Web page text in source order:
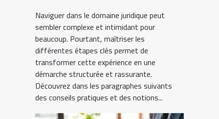
Naviguer dans le domaine juridique peut
sembler complexe et intimidant pour
beaucoup. Pourtant, maîtriser les
différentes étapes clés permet de
transformer cette expérience en une
démarche structurée et rassurante.
Découvrez dans les paragraphes suivants
des conseils pratiques et des notions...